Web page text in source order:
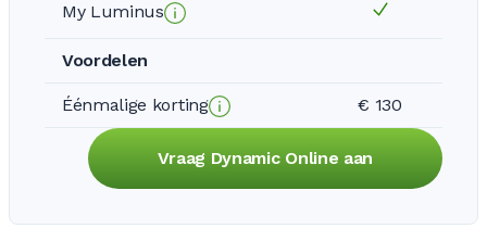
My Luminus
Voordelen
Éénmalige korting € 130
Vraag Dynamic Online aan